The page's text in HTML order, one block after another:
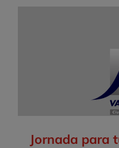
Jornada para